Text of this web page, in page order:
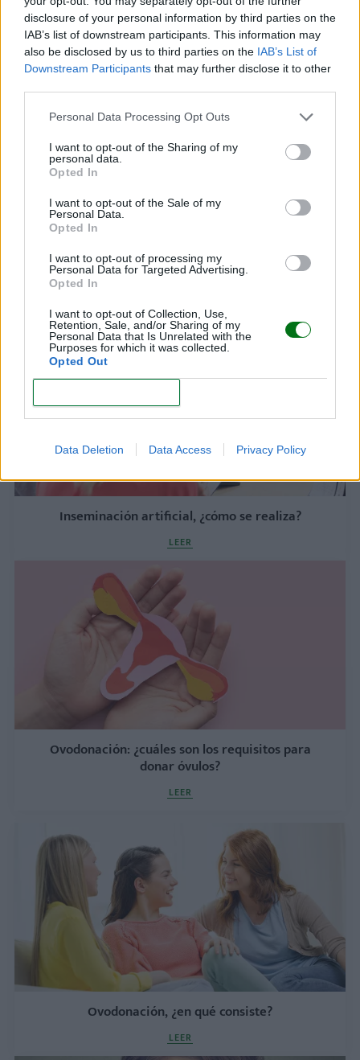
disclosure of your personal information by third parties on the
IAB’s list of downstream participants. This information may
also be disclosed by us to third parties on the IAB’s List of
Downstream Participants that may further disclose it to other
Personal Data Processing Opt Outs
I want to opt-out of the Sharing of my
personal data.
Opted In
I want to opt-out of the Sale of my
Personal Data.
Opted In
I want to opt-out of processing my
Personal Data for Targeted Advertising.
Opted In
I want to opt-out of Collection, Use,
Retention, Sale, and/or Sharing of my
Personal Data that Is Unrelated with the
Purposes for which it was collected.
Opted Out
Data Deletion Data Access Privacy Policy
consiste?
LEER
Fecundación in vitro: las preguntas más
frecuentes
Inseminación artificial, ¿cómo se realiza?
LEER
Ovodonación: ¿cuáles son los requisitos para
donar óvulos?
LEER
Ovodonación, ¿en qué consiste?
LEER